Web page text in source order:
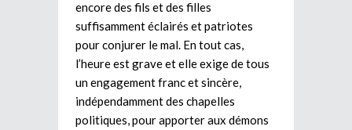
encore des fils et des filles
suffisamment éclairés et patriotes
pour conjurer le mal. En tout cas,
l’heure est grave et elle exige de tous
un engagement franc et sincère,
indépendamment des chapelles
politiques, pour apporter aux démons